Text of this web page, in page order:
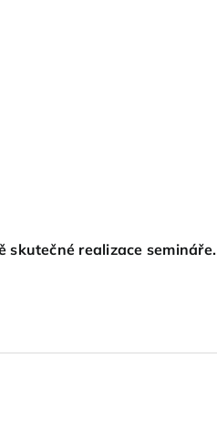
skutečné realizace semináře.